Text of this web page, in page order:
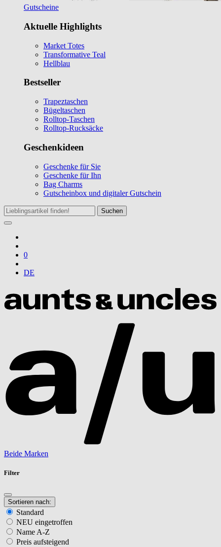
Gutscheine
Aktuelle Highlights
Market Totes
Transformative Teal
Hellblau
Bestseller
Trapeztaschen
Bügeltaschen
Rolltop-Taschen
Rolltop-Rucksäcke
Geschenkideen
Geschenke für Sie
Geschenke für Ihn
Bag Charms
Gutscheinbox und digitaler Gutschein
Suchen
0
DE
Beide Marken
Filter
Sortieren nach:
Standard
NEU eingetroffen
Name A-Z
Preis aufsteigend